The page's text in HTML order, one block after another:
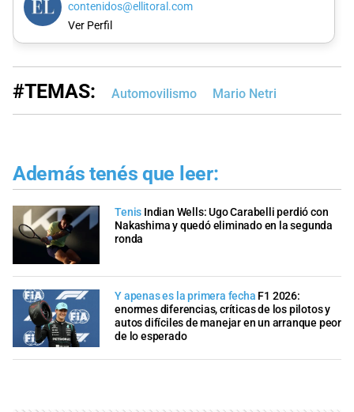
contenidos@ellitoral.com
Ver Perfil
#TEMAS: Automovilismo Mario Netri
Además tenés que leer:
Tenis Indian Wells: Ugo Carabelli perdió con
Nakashima y quedó eliminado en la segunda
ronda
Y apenas es la primera fecha F1 2026:
enormes diferencias, críticas de los pilotos y
autos difíciles de manejar en un arranque peor
de lo esperado